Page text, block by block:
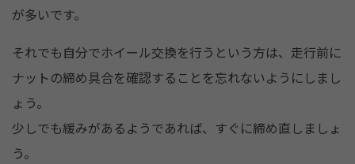
が多いです。
それでも自分でホイール交換を行うという方は、走行前に
ナットの締め具合を確認することを忘れないようにしまし
ょう。
少しでも緩みがあるようであれば、すぐに締め直しましょ
う。